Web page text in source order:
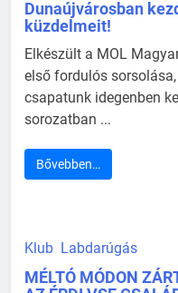
Dunaújvárosban
küzdelmeit!
Elkészült a MOL
első fordulós
csapatunk idegenben
sorozatban ...
Bővebben…
Klub Labdarúgás
MÉLTÓ MÓDON